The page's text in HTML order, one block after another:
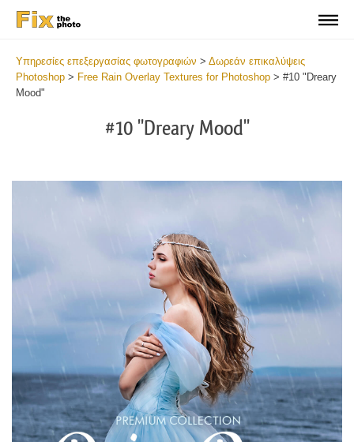
Υπηρεσίες επεξεργασίας φωτογραφιών > Δωρεάν επικαλύψεις
Photoshop > Free Rain Overlay Textures for Photoshop > #10 "Dreary
Mood"
#10 "Dreary Mood"
Please select
Free Photoshop Overlay